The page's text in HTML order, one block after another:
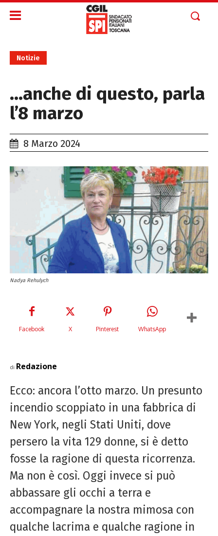
Notizie
…anche di questo, parla
l’8 marzo
8 Marzo 2024
Nadya Rehulych
Facebook X Pinterest WhatsApp
di Redazione
Ecco: ancora l’otto marzo. Un presunto
incendio scoppiato in una fabbrica di
New York, negli Stati Uniti, dove
persero la vita 129 donne, si è detto
fosse la ragione di questa ricorrenza.
Ma non è così. Oggi invece si può
abbassare gli occhi a terra e
accompagnare la nostra mimosa con
qualche lacrima e qualche ragione in